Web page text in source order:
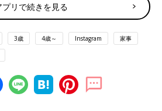
プリで続きを見る
3歳 4歳～ Instagram 家事